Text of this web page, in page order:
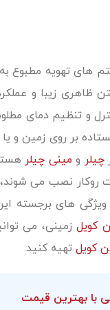
های تهویه مطبوع
زیبا و
و تنظیم دمای
بر روی زمین و
چیلر و مینی چیلر
روکار نصب می شوند،
های برجسته
کویلزمینی، می
کویل تهیه کنید.
با بهترین قیمت